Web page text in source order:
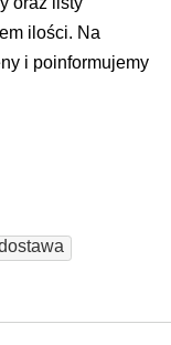
ilości. Na
i poinformujemy